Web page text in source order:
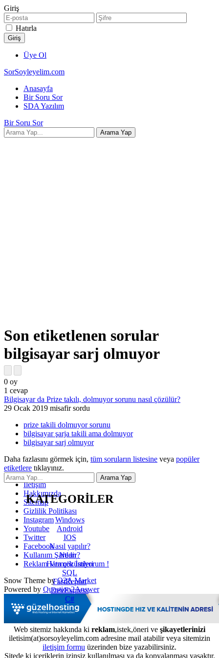
Giriş
Hatırla
Üye Ol
SorSoyleyelim.com
Anasayfa
Bir Soru Sor
SDA Yazılım
Bir Soru Sor
Son etiketlenen sorular
bilgisayar sarj olmuyor
0 oy
1 cevap
Bilgisayar da Prize takılı, dolmuyor sorunu nasıl çözülür?
29 Ocak 2019 misafir sordu
prize takili dolmuyor sorunu
bilgisayar şarja takili ama dolmuyor
bilgisayar sarj olmuyor
Daha fazlasını görmek için, tüm soruların listesine veya popüler
etiketlere tıklayınız.
KATEGORİLER
Windows
Android
IOS
Nasıl yapılır?
Nedir?
Hata çözümleri
SQL
FastReport
DevExpress
C#
İletişim
Hakkımızda
Sitemap
Gizlilik Politikası
Instagram
Youtube
Twitter
Facebook
Kullanım Şartları
Reklam Vermek İstiyorum !
Snow Theme byQ2A Market
Powered by Question2Answer
Web sitemiz hakkında ki reklam,istek,öneri ve şikayetlerinizi
iletisim(at)sorsoyleyelim.com adresine mail atabilir veya sitemizin
iletişim formu üzerinden bize yazabilirsiniz.
Sitede ki içeriklerin izinsiz kullanılması ya da kopyalanması yasaktır.